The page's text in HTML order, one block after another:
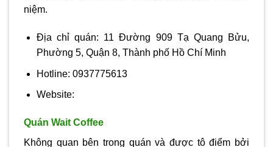
niệm.
Địa chỉ quán: 11 Đường 909 Tạ Quang Bửu,
Phường 5, Quận 8, Thành phố Hồ Chí Minh
Hotline: 0937775613
Website:
Quán Wait Coffee
Không quan bên trong quán và được tô điểm bởi